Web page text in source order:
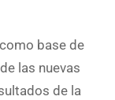
base de
las nuevas
de la